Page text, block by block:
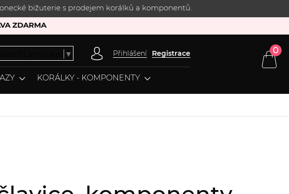
bižuterie s prodejem korálků a komponentů.
ZDARMA
▼ Přihlášení Registrace 0
KORÁLKY - KOMPONENTY